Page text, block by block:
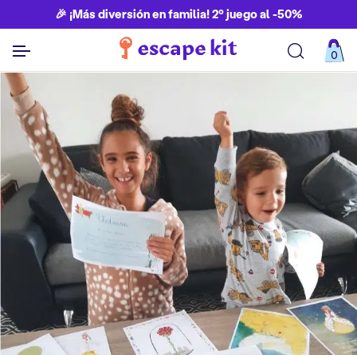
🎉 ¡Más diversión en familia! 2º juego al -50%
0